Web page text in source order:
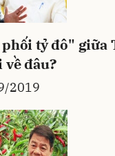
tỷ đô" giữa
về đâu?
2019